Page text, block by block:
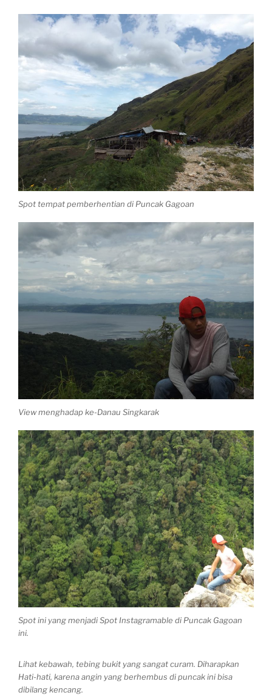
Spot tempat pemberhentian di Puncak Gagoan
View menghadap ke-Danau Singkarak
Spot ini yang menjadi Spot Instagramable di Puncak Gagoan
ini.
Lihat kebawah, tebing bukit yang sangat curam. Diharapkan
Hati-hati, karena angin yang berhembus di puncak ini bisa
dibilang kencang.